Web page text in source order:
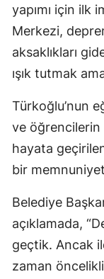
yapımı için ilk
Merkezi,
aksaklıkları
ışık tutmak
Türkoğlu’nun
ve öğrencilerin
hayata
bir
Belediye
açıklamada,
geçtik. Ancak
zaman